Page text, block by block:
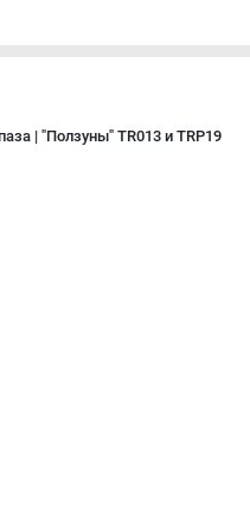
| "Ползуны" TR013 и TRP19